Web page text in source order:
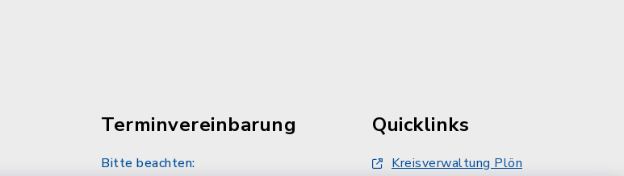
Terminvereinbarung
Bitte beachten:
Quicklinks
Kreisverwaltung Plön